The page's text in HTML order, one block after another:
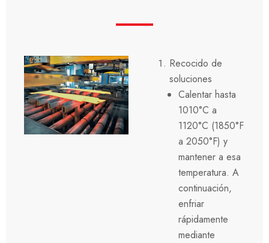
Recocido de
soluciones
Calentar hasta
1010°C a
1120°C (1850°F
a 2050°F) y
mantener a esa
temperatura. A
continuación,
enfriar
rápidamente
mediante